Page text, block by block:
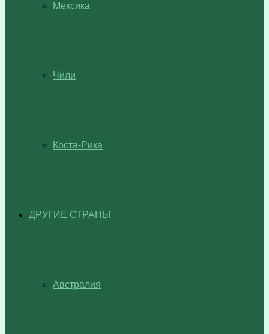
Мексика
Чили
Коста-Рика
ДРУГИЕ СТРАНЫ
Австралия